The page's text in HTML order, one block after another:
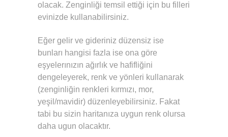
olacak. Zenginliği temsil ettiği için bu filleri
evinizde kullanabilirsiniz.
Eğer gelir ve gideriniz düzensiz ise
bunları hangisi fazla ise ona göre
eşyelerınızın ağırlık ve hafifliğini
dengeleyerek, renk ve yönleri kullanarak
(zenginliğin renkleri kırmızı, mor,
yeşil/mavidir) düzenleyebilirsiniz. Fakat
tabi bu sizin haritanıza uygun renk olursa
daha ugun olacaktır.